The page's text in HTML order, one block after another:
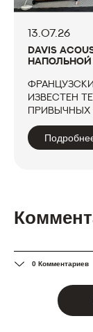
13.07.26
DAVIS
НАПОЛЬНОЙ
известен
колонки в
0 Комментариев